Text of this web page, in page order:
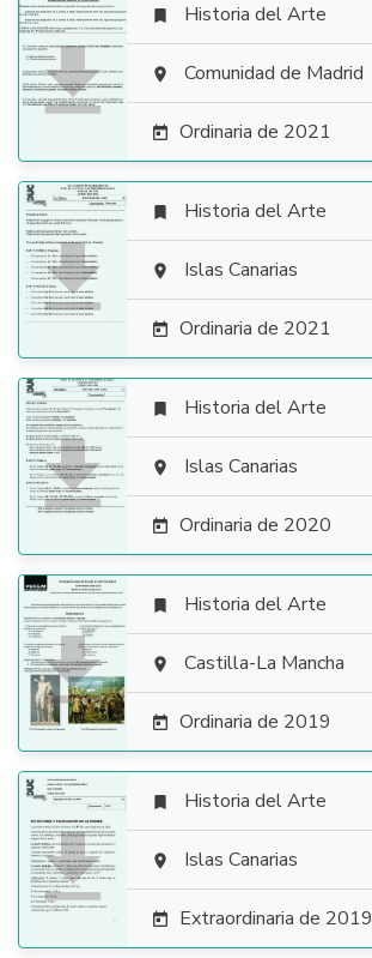

 Historia del Arte
 Comunidad de Madrid
 Ordinaria de 2021

 Historia del Arte
 Islas Canarias
 Ordinaria de 2021

 Historia del Arte
 Islas Canarias
 Ordinaria de 2020

 Historia del Arte
 Castilla-La Mancha
 Ordinaria de 2019

 Historia del Arte
 Islas Canarias
 Extraordinaria de 2019